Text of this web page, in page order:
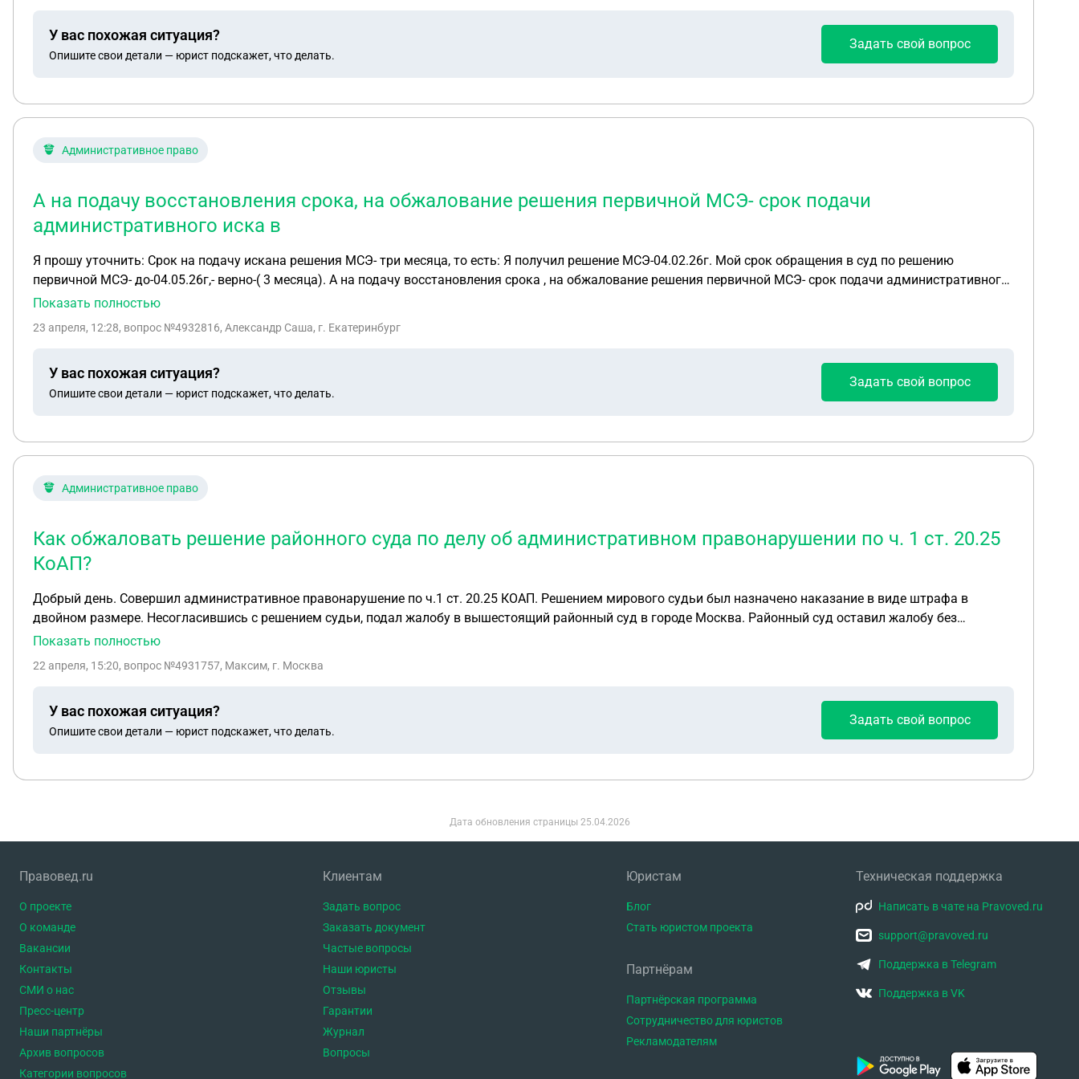
У вас похожая ситуация?
Опишите свои детали — юрист подскажет, что делать.
Задать свой вопрос
Административное право
А на подачу восстановления срока, на обжалование решения первичной МСЭ- срок подачи
административного иска в
Я прошу уточнить: Срок на подачу искана решения МСЭ- три месяца, то есть: Я получил решение МСЭ-04.02.26г. Мой срок обращения в суд по решению
первичной МСЭ- до-04.05.26г,- верно-( 3 месяца). А на подачу восстановления срока , на обжалование решения первичной МСЭ- срок подачи административного
иска в райсуд , по месту нахождения областного у меня: от 6: до1₽ месяцев с даты получения отказа в назначении обжалования на решение первичной МСЭ,-
Показать полностью
23 апреля, 12:28, вопрос №4932816, Александр Саша, г. Екатеринбург
У вас похожая ситуация?
Опишите свои детали — юрист подскажет, что делать.
Задать свой вопрос
Административное право
Как обжаловать решение районного суда по делу об административном правонарушении по ч. 1 ст. 20.25
КоАП?
Добрый день. Совершил административное правонарушение по ч.1 ст. 20.25 КОАП. Решением мирового судьи был назначено наказание в виде штрафа в
двойном размере. Несогласившись с решением судьи, подал жалобу в вышестоящий районный суд в городе Москва. Районный суд оставил жалобу без
удовлетворения и подтвердил правильность решения мирового судьи. Решение вступило в силу. Могу ли я опротестовать решение районного суда и в каую
руки спустя 2 месяца после его вынесения. Решение хранилось в суде и невыдалось на руки. Надо ли мне восстанавливать сроки обжалования? Жалобу на
Показать полностью
22 апреля, 15:20, вопрос №4931757, Максим, г. Москва
У вас похожая ситуация?
Опишите свои детали — юрист подскажет, что делать.
Задать свой вопрос
Дата обновления страницы 25.04.2026
Правовед.ru
О проекте
О команде
Вакансии
Контакты
СМИ о нас
Пресс-центр
Наши партнёры
Архив вопросов
Категории вопросов
Клиентам
Задать вопрос
Заказать документ
Частые вопросы
Наши юристы
Отзывы
Гарантии
Журнал
Вопросы
Юристам
Блог
Стать юристом проекта
Партнёрам
Партнёрская программа
Сотрудничество для юристов
Рекламодателям
Техническая поддержка
Написать в чате на Pravoved.ru
support@pravoved.ru
Поддержка в Telegram
Поддержка в VK